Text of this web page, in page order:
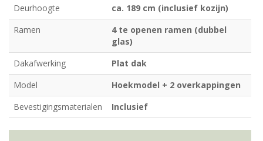
Deurhoogte
ca. 189 cm (inclusief kozijn)
Ramen
4 te openen ramen (dubbel
glas)
Dakafwerking
Plat dak
Model
Hoekmodel + 2 overkappingen
Bevestigingsmaterialen
Inclusief